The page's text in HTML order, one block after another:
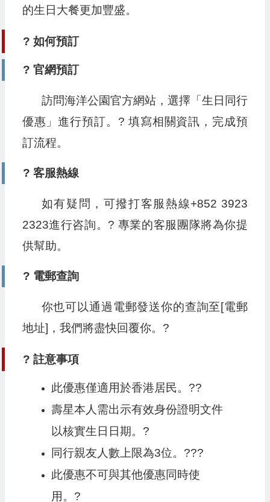
的生日大餐更加豐盛。
? 如何預訂
? 官網預訂
訪問海洋公園官方網站，選擇「生日同行
優惠」進行預訂。? 填寫相關資訊，完成預
訂流程。
? 客服熱線
如有疑問，可撥打客服熱線+852 3923
2323進行咨詢。? 專業的客服團隊將為你提
供幫助。
? 電郵查詢
你也可以通過電郵發送你的查詢至[電郵
地址]，我們將盡快回覆你。?
? 註意事項
此優惠僅適用於香港居民。??
壽星本人需出示有效身份證明文件
以核實生日日期。?
同行親友人數上限為3位。?‍?‍?
此優惠不可與其他優惠同時使
用。?